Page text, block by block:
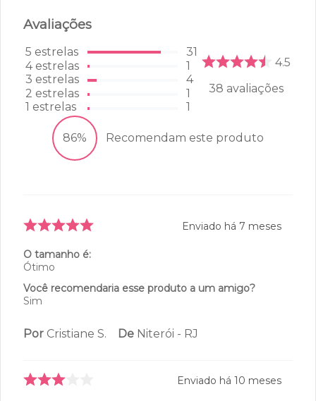
Avaliações
5 estrelas
4estrelas
3 estrelas
2 estrelas
1 estrelas
31
1
4
1
1
4.5
38 avaliações
86% Recomendam este produto
Enviado há 7 meses
O tamanho é:
Ótimo
Você recomendaria esse produto a um amigo?
Sim
Por Cristiane S. De Niterói - RJ
Enviado há 10 meses